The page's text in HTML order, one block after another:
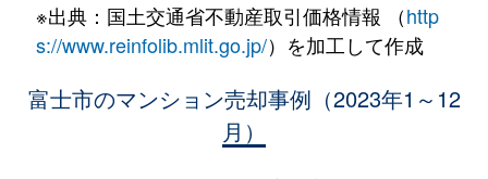
※出典：国土交通省不動産取引価格情報 （http
s://www.reinfolib.mlit.go.jp/）を加工して作成
富士市のマンション売却事例（2023年1～12
月）